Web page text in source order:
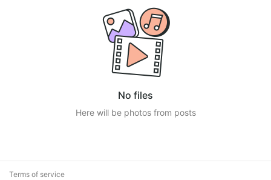
No files
Here will be photos from posts
Terms of service